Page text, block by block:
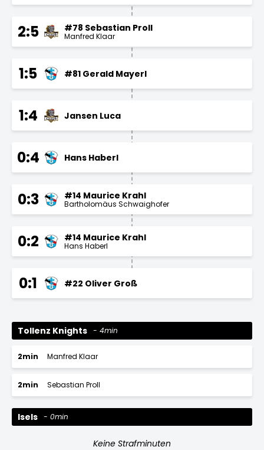
2:5 #78 Sebastian Proll
Manfred Klaar
1:5 #81 Gerald Mayerl
1:4 Jansen Luca
0:4 Hans Haberl
0:3 #14 Maurice Krahl
Bartholomäus Schwaighofer
0:2 #14 Maurice Krahl
Hans Haberl
0:1 #22 Oliver Groß
Tollenz Knights 4min
2min Manfred Klaar
2min Sebastian Proll
Isels 0min
Keine Strafminuten